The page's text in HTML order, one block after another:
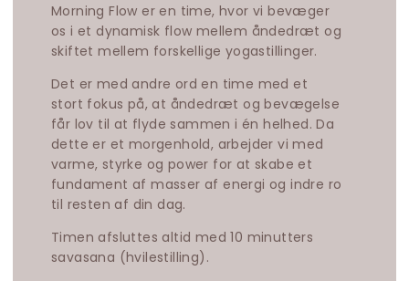
Morning Flow er en time, hvor vi bevæger
os i et dynamisk flow mellem åndedræt og
skiftet mellem forskellige yogastillinger.
Det er med andre ord en time med et
stort fokus på, at åndedræt og bevægelse
får lov til at flyde sammen i én helhed. Da
dette er et morgenhold, arbejder vi med
varme, styrke og power for at skabe et
fundament af masser af energi og indre ro
til resten af din dag.
Timen afsluttes altid med 10 minutters
savasana (hvilestilling).